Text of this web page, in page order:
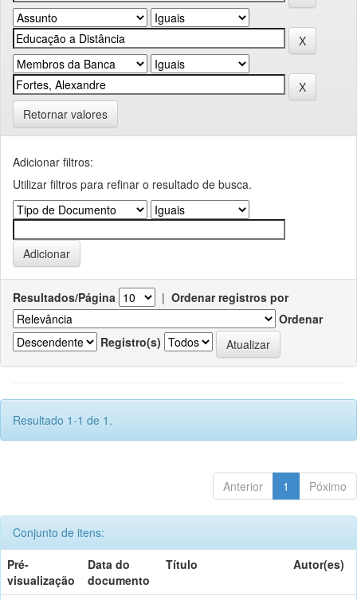
Retornar valores
Adicionar filtros:
Utilizar filtros para refinar o resultado de busca.
Resultados/Página | Ordenar registros por
Ordenar
Registro(s)
Resultado 1-1 de 1.
Anterior 1 Póximo
Conjunto de itens:
Pré-
visualização
Data do
documento
Título Autor(es)